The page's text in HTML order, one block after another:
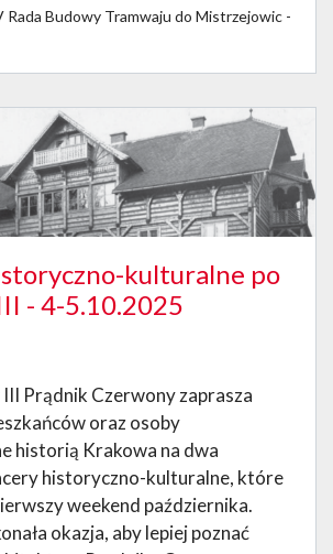
Rada Budowy Tramwaju do Mistrzejowic -
kulturalne po
- 4-5.10.2025
III Prądnik Czerwony zaprasza
oraz osoby
historią Krakowa na dwa
historyczno-kulturalne, które
weekend października.
okazja, aby lepiej poznać